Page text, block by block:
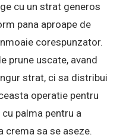
cu un strat generos
pana aproape de
corespunzator.
prune uscate, avand
strat, ci sa distribui
operatie pentru
palma pentru a
crema sa se aseze.